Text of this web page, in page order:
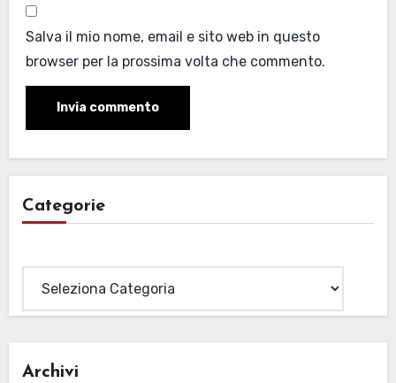
Salva il mio nome, email e sito web in questo
browser per la prossima volta che commento.
Categorie
Archivi